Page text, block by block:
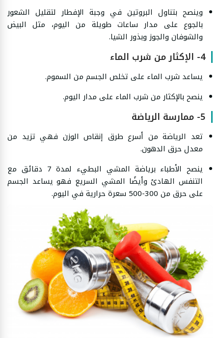
وينصح بتناول البروتين في وجبة الإفطار لتقليل الشعور
بالجوع على مدار ساعات طويلة من اليوم، مثل البيض
والشوفان والجوز وبذور الشيا.
4- الإكثار من شرب الماء
يساعد شرب الماء على تخلص الجسم من السموم.
ينصح بالإكثار من شرب الماء على مدار اليوم.
5- ممارسة الرياضة
تعد الرياضة من أسرع طرق إنقاص الوزن فهي تزيد من
معدل حرق الدهون.
ينصح الأطباء برياضة المشي البطيء لمدة 7 دقائق مع
التنفس الهادئ وأيضًا المشي السريع فهو يساعد الجسم
على حرق من 300-500 سعرة حرارية في اليوم.